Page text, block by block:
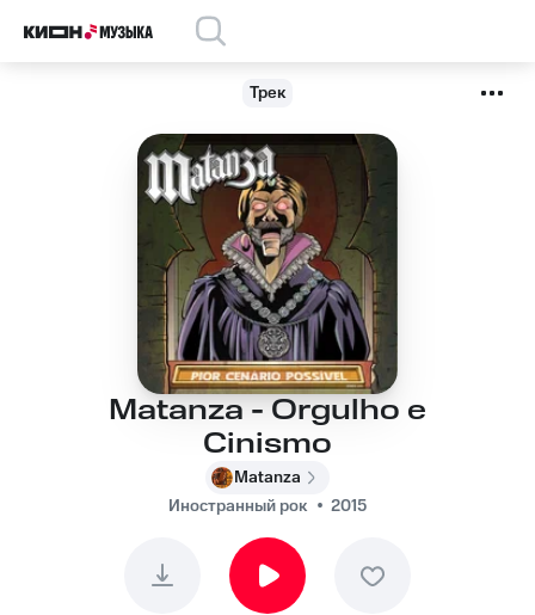
Трек
Matanza - Orgulho e
Cinismo
Matanza
Иностранный рок
2015